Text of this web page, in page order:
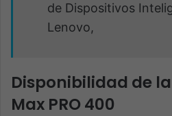
de Dispositivos
Lenovo,
Disponibilidad de la
Max PRO 400